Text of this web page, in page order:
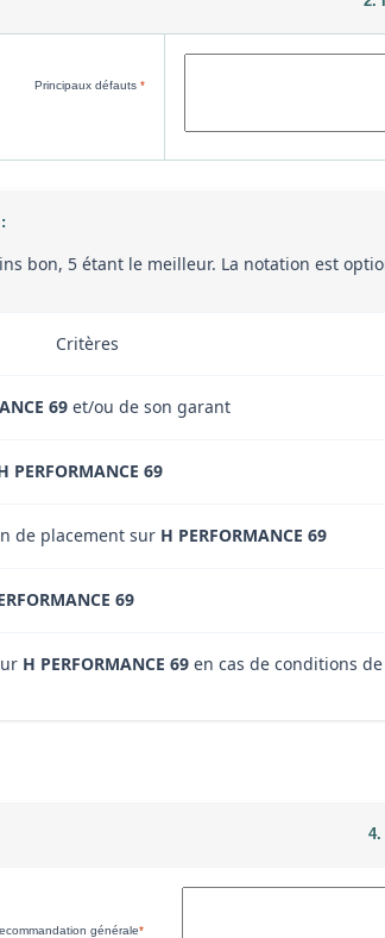
Principaux défauts *
bon, 5 étant le meilleur. La notation est
Critères
69 et/ou de son garant
PERFORMANCE 69
de placement sur H PERFORMANCE 69
69
H PERFORMANCE 69 en cas de conditions de
4.
générale*